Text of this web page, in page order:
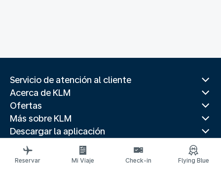
Servicio de atención al cliente
Acerca de KLM
Ofertas
Más sobre KLM
Descargar la aplicación
Páginas web relacionadas
Guías de viaje
Reservar Mi Viaje Check-in Flying Blue